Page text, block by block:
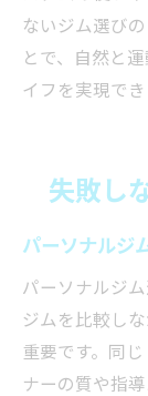
ないジム選び
とで、自然と
イフを実現でき
失敗し
パーソナルジ
パーソナルジ
ジムを比較し
重要です。同
ナーの質や指